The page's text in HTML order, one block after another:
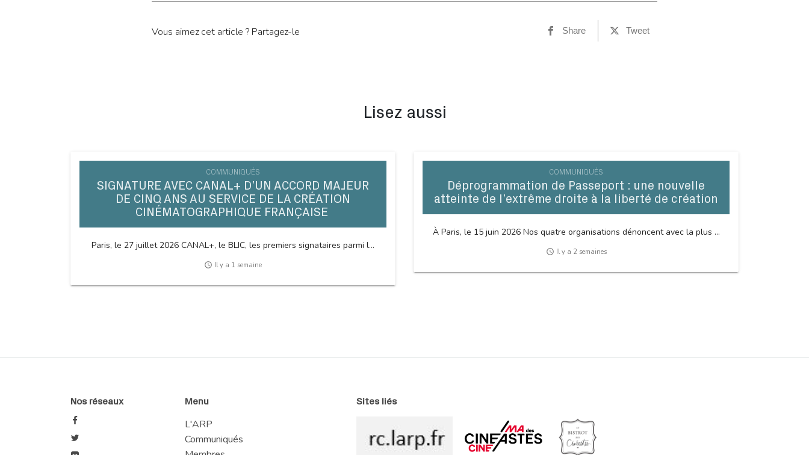
Vous aimez cet article ? Partagez-le Share Tweet
Lisez aussi
COMMUNIQUÉS
SIGNATURE AVEC CANAL+ D’UN ACCORD MAJEUR
DE CINQ ANS AU SERVICE DE LA CRÉATION
CINÉMATOGRAPHIQUE FRANÇAISE
Paris, le 27 juillet 2026 CANAL+, le BLIC, les premiers signataires parmi l...
access_time Il y a 1 semaine
COMMUNIQUÉS
Déprogrammation de Passeport : une nouvelle
atteinte de l’extrême droite à la liberté de création
À Paris, le 15 juin 2026 Nos quatre organisations dénoncent avec la plus ...
access_time Il y a 2 semaines
Nos réseaux Menu
L'ARP
Communiqués
Sites liés